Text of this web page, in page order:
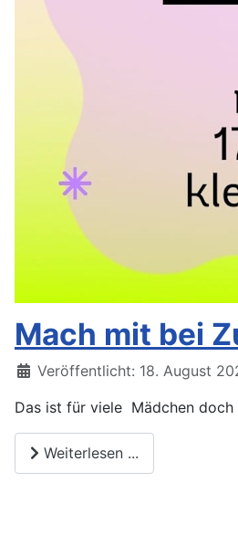
Mach mit bei
Veröffentlicht: 18. August
Das ist für viele Mädchen doch
Weiterlesen ...